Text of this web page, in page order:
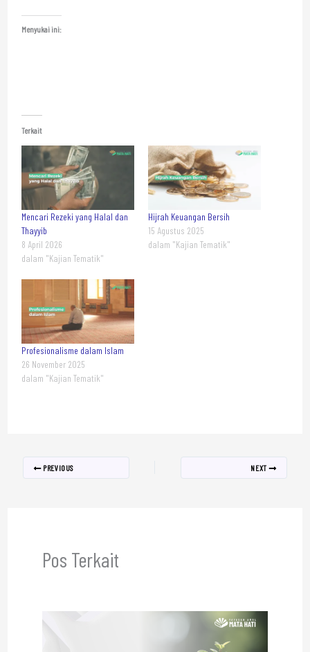
Menyukai ini:
Terkait
Mencari Rezeki yang Halal dan
Thayyib
8 April 2026
dalam "Kajian Tematik"
Hijrah Keuangan Bersih
15 Agustus 2025
dalam "Kajian Tematik"
Profesionalisme dalam Islam
26 November 2025
dalam "Kajian Tematik"
PREVIOUS NEXT
Pos Terkait